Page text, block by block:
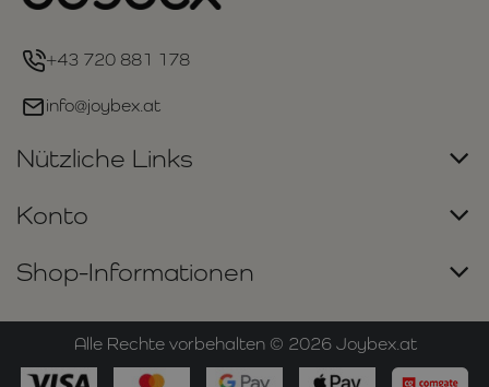
+43 720 881 178
info@joybex.at
Nützliche Links
Konto
Shop-Informationen
Alle Rechte vorbehalten © 2026 Joybex.at